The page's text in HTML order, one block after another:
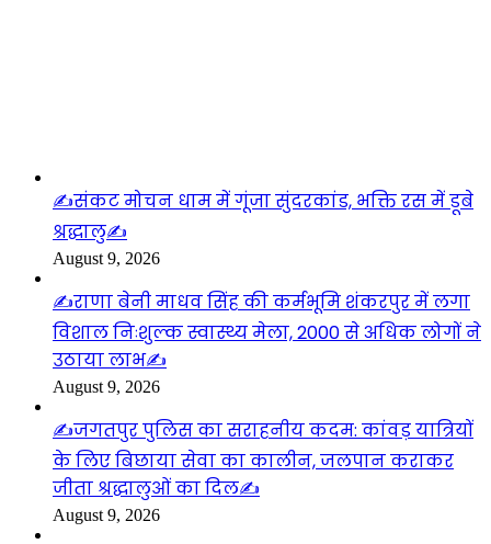
✍️संकट मोचन धाम में गूंजा सुंदरकांड, भक्ति रस में डूबे
श्रद्धालु✍️
August 9, 2026
✍️राणा बेनी माधव सिंह की कर्मभूमि शंकरपुर में लगा
विशाल निःशुल्क स्वास्थ्य मेला, 2000 से अधिक लोगों ने
उठाया लाभ✍️
August 9, 2026
✍️जगतपुर पुलिस का सराहनीय कदम: कांवड़ यात्रियों
के लिए बिछाया सेवा का कालीन, जलपान कराकर
जीता श्रद्धालुओं का दिल✍️
August 9, 2026